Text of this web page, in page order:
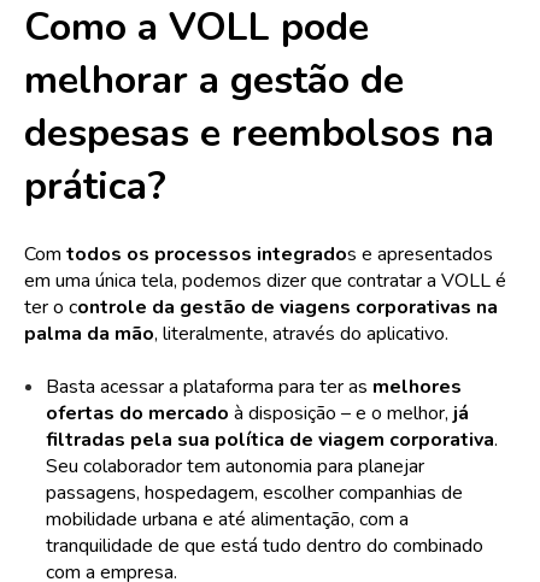
Como a VOLL pode
melhorar a gestão de
despesas e reembolsos na
prática?
Com todos os processos integrados e apresentados
em uma única tela, podemos dizer que contratar a VOLL é
ter o controle da gestão de viagens corporativas na
palma da mão, literalmente, através do aplicativo.
Basta acessar a plataforma para ter as melhores
ofertas do mercado à disposição – e o melhor, já
filtradas pela sua política de viagem corporativa.
Seu colaborador tem autonomia para planejar
passagens, hospedagem, escolher companhias de
mobilidade urbana e até alimentação, com a
tranquilidade de que está tudo dentro do combinado
com a empresa.